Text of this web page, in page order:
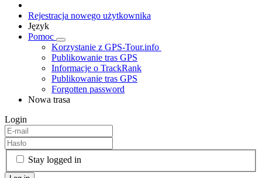
Rejestracja nowego użytkownika
Język
Pomoc
Korzystanie z GPS-Tour.info
Publikowanie tras GPS
Informacje o TrackRank
Publikowanie tras GPS
Forgotten password
Nowa trasa
Login
Stay logged in